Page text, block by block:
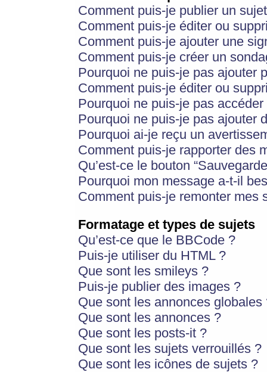
Comment puis-je publier un
Comment puis-je éditer ou
Comment puis-je ajouter une
Comment puis-je créer un
Pourquoi ne puis-je pas ajouter
Comment puis-je éditer ou
Pourquoi ne puis-je pas
Pourquoi ne puis-je pas ajouter
Pourquoi ai-je reçu un
Comment puis-je rapporter des
Qu’est-ce le bouton
Pourquoi mon message a-t-il
Comment puis-je remonter mes
Formatage et types de sujets
Qu’est-ce que le BBCode ?
Puis-je utiliser du HTML ?
Que sont les smileys ?
Puis-je publier des images ?
Que sont les annonces globales
Que sont les annonces ?
Que sont les posts-it ?
Que sont les sujets verrouillés ?
Que sont les icônes de sujets ?